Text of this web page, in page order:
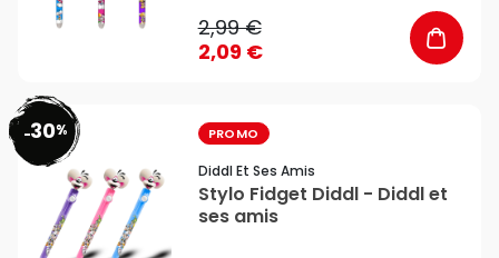
2,99 €
2,09 €
-30% PROMO
Diddl Et Ses Amis
Stylo Fidget Diddl - Diddl et
ses amis